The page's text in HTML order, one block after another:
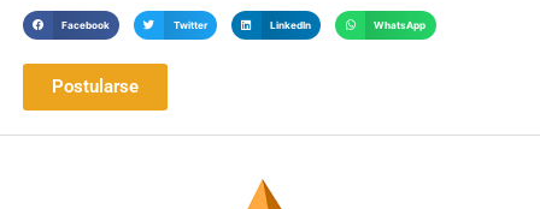
Facebook Twitter LinkedIn WhatsApp
Postularse